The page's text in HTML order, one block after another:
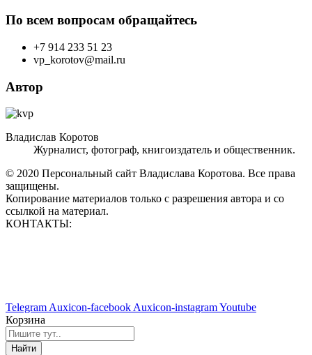
По всем вопросам обращайтесь
+7 914 233 51 23
vp_korotov@mail.ru
Автор
Владислав Коротов
Журналист, фотограф, книгоиздатель и общественник.
© 2020 Персональный сайт Владислава Коротова. Все права
защищены.
Копирование материалов только с разрешения автора и со
ссылкой на материал.
КОНТАКТЫ:
TelegramAuxicon-facebookAuxicon-instagramYoutube
Корзина